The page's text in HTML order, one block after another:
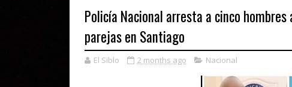
Policía Nacional arresta a cinco
parejas en Santiago
El Siblo 2 months ago Nacional